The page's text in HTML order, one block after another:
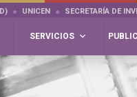
UNICEN SECRETARÍA DE
SERVICIOS